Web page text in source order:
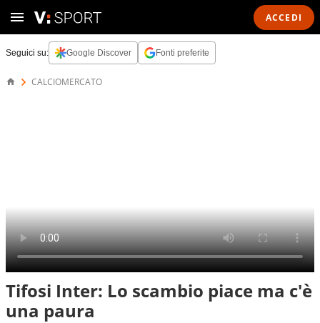
ACCEDI
Seguici su: Google Discover Fonti preferite
CALCIOMERCATO
Tifosi Inter: Lo scambio piace ma c'è
una paura